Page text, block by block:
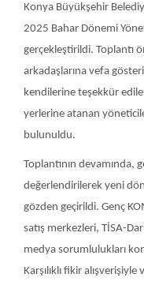
Konya Büyükşehir
2025 Bahar Dönemi
gerçekleştirildi. Toplantı
arkadaşlarına vefa
kendilerine teşekkür
yerlerine atanan
bulunuldu.
Toplantının devamında,
değerlendirilerek yeni
gözden geçirildi. Genç
satış merkezleri, TİSA-
medya sorumlulukları
Karşılıklı fikir